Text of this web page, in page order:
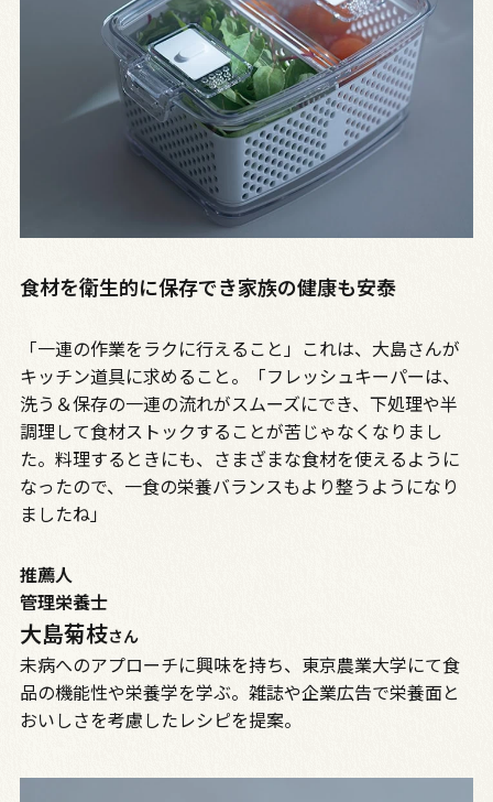
食材を衛生的に保存でき家族の健康も安泰
「一連の作業をラクに行えること」これは、大島さんが
キッチン道具に求めること。「フレッシュキーパーは、
洗う＆保存の一連の流れがスムーズにでき、下処理や半
調理して食材ストックすることが苦じゃなくなりまし
た。料理するときにも、さまざまな食材を使えるように
なったので、一食の栄養バランスもより整うようになり
ましたね」
推薦人
管理栄養士
大島菊枝さん
未病へのアプローチに興味を持ち、東京農業大学にて食
品の機能性や栄養学を学ぶ。雑誌や企業広告で栄養面と
おいしさを考慮したレシピを提案。